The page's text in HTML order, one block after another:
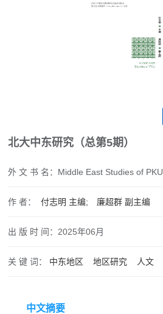
北大中东研究（总第5期）
外 文 书 名： Middle East Studies of PKU
作 者： 付志明 主编; 廉超群副主编
出 版 时 间： 2025年06月
关 键 词： 中东地区 地区研究 人文
中文摘要